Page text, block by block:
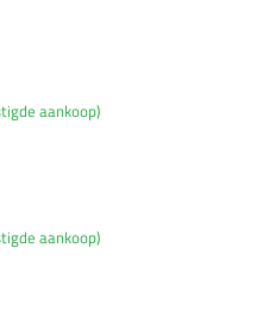
aankoop)
aankoop)